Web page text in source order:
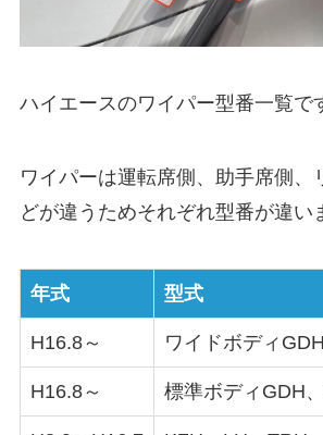
ハイエースのワイパー型番一覧で
ワイパーは運転席側、助手席側、
どが違うためそれぞれ型番が違い
年式 型式
H16.8～ ワイドボディ
H16.8～ 標準ボディGDH